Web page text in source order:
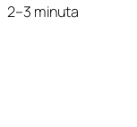
2–3 minuta